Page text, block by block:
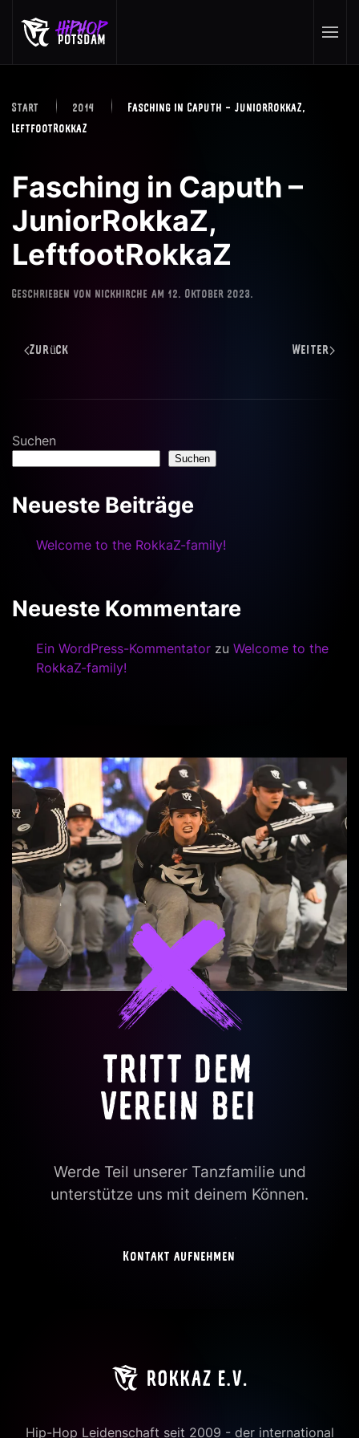
Skip to main content
Start 2014
Fasching in Caputh – JuniorRokkaZ,
LeftfootRokkaZ
Fasching in Caputh –
JuniorRokkaZ,
LeftfootRokkaZ
Geschrieben von nickhirche am 12. Oktober 2023.
Zurück Weiter
Suchen
Suchen
Neueste Beiträge
Welcome to the RokkaZ-family!
Neueste Kommentare
Ein WordPress-Kommentator zu Welcome to the
RokkaZ-family!
TRITT DEM
VEREIN BEI
Werde Teil unserer Tanzfamilie und
unterstütze uns mit deinem Können.
Kontakt aufnehmen
Hip-Hop Leidenschaft seit 2009 - der international